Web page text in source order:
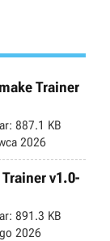
Trainer
887.1 KB
2026
v1.0-
891.3 KB
2026